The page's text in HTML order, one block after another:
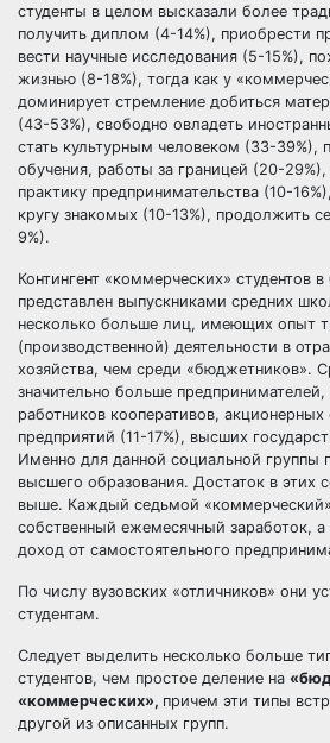
студенты в целом высказали более
получить диплом (4-14%), приобрести
вести научные исследования (5-15%),
жизнью (8-18%), тогда как у
доминирует стремление добиться
(43-53%), свободно овладеть
стать культурным человеком (33-39%),
обучения, работы за границей (20-
практику предпринимательства (10-
кругу знакомых (10-13%), продолжить
9%).
Контингент «коммерческих» студентов
представлен выпускниками средних
несколько больше лиц, имеющих опыт
(производственной) деятельности в
хозяйства, чем среди «бюджетников».
значительно больше
работников кооперативов,
предприятий (11-17%), высших
Именно для данной социальной группы
высшего образования. Достаток в этих
выше. Каждый седьмой
собственный ежемесячный заработок,
доход от самостоятельного
По числу вузовских «отличников» они
студентам.
Следует выделить несколько больше
студентов, чем простое деление на
«коммерческих», причем эти типы
другой из описанных групп.